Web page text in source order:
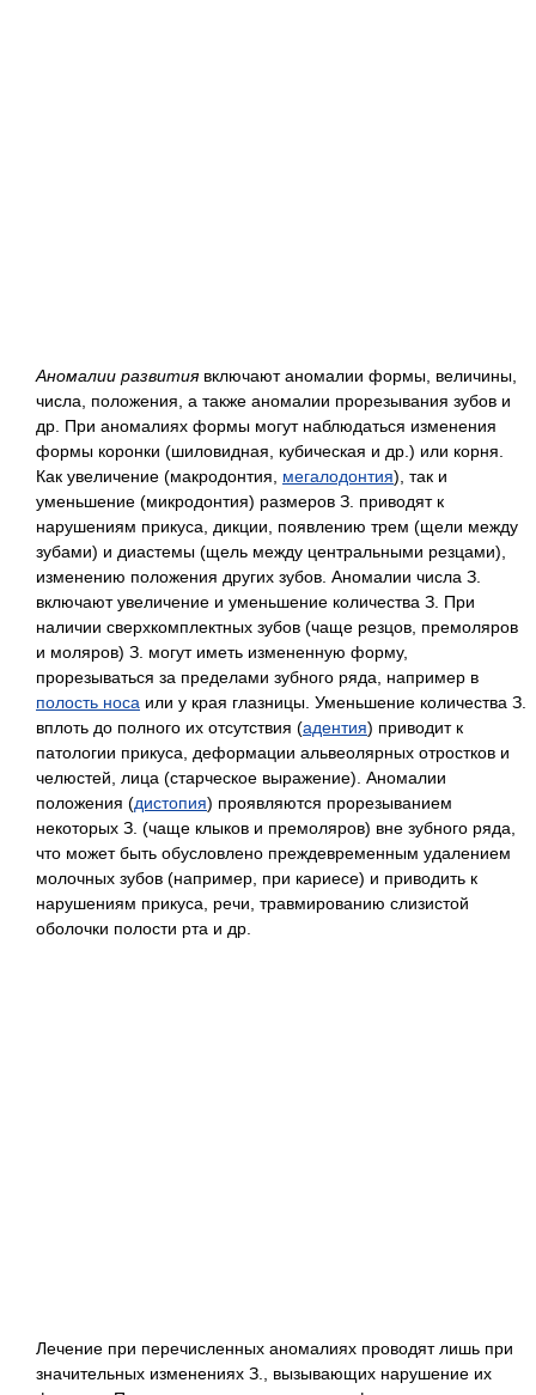
Аномалии развитиявключают аномалии формы, величины,
числа, положения, а также аномалии прорезывания зубов и
др. При аномалиях формы могут наблюдаться изменения
формы коронки (шиловидная, кубическая и др.) или корня.
Как увеличение (макродонтия, мегалодонтия), так и
уменьшение (микродонтия) размеров З. приводят к
нарушениям прикуса, дикции, появлению трем (щели между
зубами) и диастемы (щель между центральными резцами),
изменению положения других зубов. Аномалии числа З.
включают увеличение и уменьшение количества З. При
наличии сверхкомплектных зубов (чаще резцов, премоляров
и моляров) З. могут иметь измененную форму,
прорезываться за пределами зубного ряда, например в
полость носа или у края глазницы. Уменьшение количества З.
вплоть до полного их отсутствия (адентия) приводит к
патологии прикуса, деформации альвеолярных отростков и
челюстей, лица (старческое выражение). Аномалии
положения (дистопия) проявляются прорезыванием
некоторых З. (чаще клыков и премоляров) вне зубного ряда,
что может быть обусловлено преждевременным удалением
молочных зубов (например, при кариесе) и приводить к
нарушениям прикуса, речи, травмированию слизистой
оболочки полости рта и др.
Лечение при перечисленных аномалиях проводят лишь при
значительных изменениях З., вызывающих нарушение их